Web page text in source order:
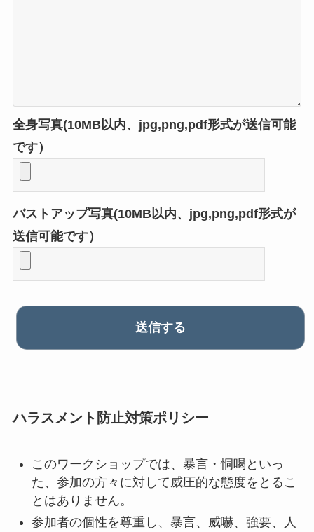
全身写真(10MB以内、jpg,png,pdf形式が送信可能
です）
バストアップ写真(10MB以内、jpg,png,pdf形式が
送信可能です）
ハラスメント防止対策ポリシー
このワークショップでは、暴言・恫喝といっ
た、参加の方々に対して威圧的な態度をとるこ
とはありません。
参加者の個性を尊重し、暴言、威嚇、強要、人